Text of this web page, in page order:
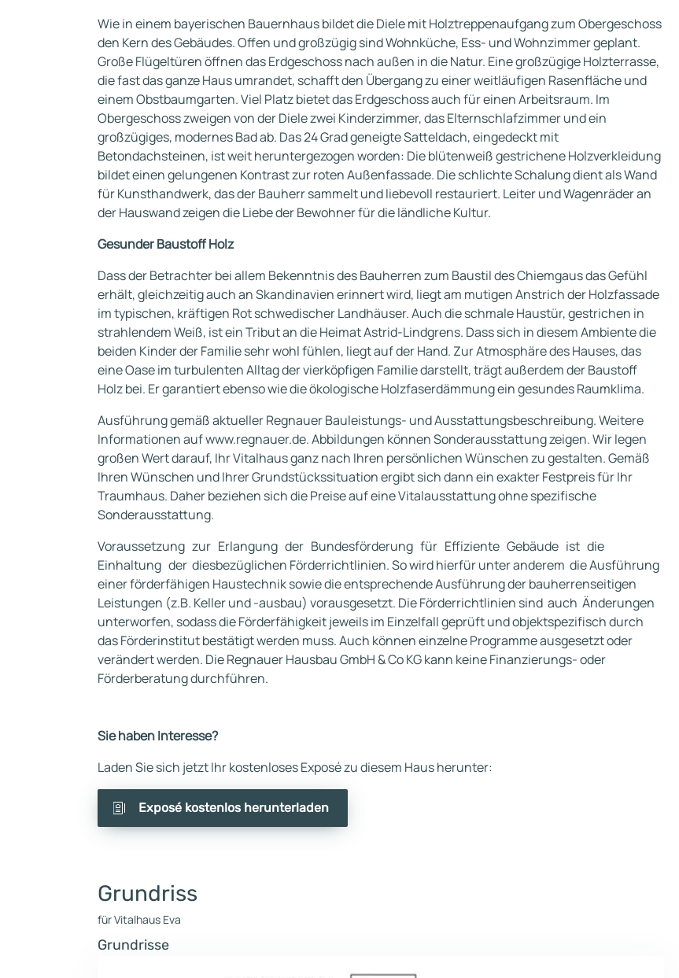
Wie in einem bayerischen Bauernhaus bildet die Diele mit Holztreppenaufgang zum Obergeschoss
den Kern des Gebäudes. Offen und großzügig sind Wohnküche, Ess- und Wohnzimmer geplant.
Große Flügeltüren öffnen das Erdgeschoss nach außen in die Natur. Eine großzügige Holzterrasse,
die fast das ganze Haus umrandet, schafft den Übergang zu einer weitläufigen Rasenfläche und
einem Obstbaumgarten. Viel Platz bietet das Erdgeschoss auch für einen Arbeitsraum. Im
Obergeschoss zweigen von der Diele zwei Kinderzimmer, das Elternschlafzimmer und ein
großzügiges, modernes Bad ab. Das 24 Grad geneigte Satteldach, eingedeckt mit
Betondachsteinen, ist weit heruntergezogen worden: Die blütenweiß gestrichene Holzverkleidung
bildet einen gelungenen Kontrast zur roten Außenfassade. Die schlichte Schalung dient als Wand
für Kunsthandwerk, das der Bauherr sammelt und liebevoll restauriert. Leiter und Wagenräder an
der Hauswand zeigen die Liebe der Bewohner für die ländliche Kultur.
Gesunder Baustoff Holz
Dass der Betrachter bei allem Bekenntnis des Bauherren zum Baustil des Chiemgaus das Gefühl
erhält, gleichzeitig auch an Skandinavien erinnert wird, liegt am mutigen Anstrich der Holzfassade
im typischen, kräftigen Rot schwedischer Landhäuser. Auch die schmale Haustür, gestrichen in
strahlendem Weiß, ist ein Tribut an die Heimat Astrid-Lindgrens. Dass sich in diesem Ambiente die
beiden Kinder der Familie sehr wohl fühlen, liegt auf der Hand. Zur Atmosphäre des Hauses, das
eine Oase im turbulenten Alltag der vierköpfigen Familie darstellt, trägt außerdem der Baustoff
Holz bei. Er garantiert ebenso wie die ökologische Holzfaserdämmung ein gesundes Raumklima.
Ausführung gemäß aktueller Regnauer Bauleistungs- und Ausstattungsbeschreibung. Weitere
Informationen auf www.regnauer.de. Abbildungen können Sonderausstattung zeigen. Wir legen
großen Wert darauf, Ihr Vitalhaus ganz nach Ihren persönlichen Wünschen zu gestalten. Gemäß
Ihren Wünschen und Ihrer Grundstückssituation ergibt sich dann ein exakter Festpreis für Ihr
Traumhaus. Daher beziehen sich die Preise auf eine Vitalausstattung ohne spezifische
Sonderausstattung.
Voraussetzung zur Erlangung der Bundesförderung für Effiziente Gebäude ist die
Einhaltung der diesbezüglichen Förderrichtlinien. So wird hierfür unter anderem die Ausführung
einer förderfähigen Haustechnik sowie die entsprechende Ausführung der bauherrenseitigen
Leistungen (z.B. Keller und -ausbau) vorausgesetzt. Die Förderrichtlinien sind auch Änderungen
unterworfen, sodass die Förderfähigkeit jeweils im Einzelfall geprüft und objektspezifisch durch
das Förderinstitut bestätigt werden muss. Auch können einzelne Programme ausgesetzt oder
verändert werden. Die Regnauer Hausbau GmbH & Co KG kann keine Finanzierungs- oder
Förderberatung durchführen.
Sie haben Interesse?
Laden Sie sich jetzt Ihr kostenloses Exposé zu diesem Haus herunter:
Exposé kostenlos herunterladen
Grundriss
für Vitalhaus Eva
Grundrisse